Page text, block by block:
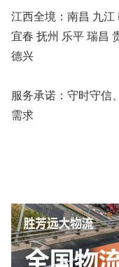
江西全境：南昌 九江
宜春 抚州 乐平 瑞昌
德兴
服务承诺：守时守信
需求